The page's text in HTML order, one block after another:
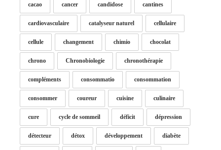
cacao cancer candidose cantines
cardiovasculaire catalyseur naturel cellulaire
cellule changement chimio chocolat
chrono Chronobiologie chronothérapie
compléments consommatio consommation
consommer coureur cuisine culinaire
cure cycle de sommeil déficit dépression
détecteur détox développement diabète